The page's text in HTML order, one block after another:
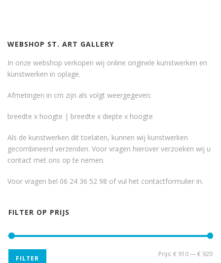
WEBSHOP ST. ART GALLERY
In onze webshop verkopen wij online originele kunstwerken en
kunstwerken in oplage.
Afmetingen in cm zijn als volgt weergegeven:
breedte x hoogte | breedte x diepte x hoogte
Als de kunstwerken dit toelaten, kunnen wij kunstwerken
gecombineerd verzenden. Voor vragen hierover verzoeken wij u
contact met ons op te nemen.
Voor vragen bel 06 24 36 52 98 of vul het contactformulier in.
FILTER OP PRIJS
FILTER
Prijs: € 910—€ 920